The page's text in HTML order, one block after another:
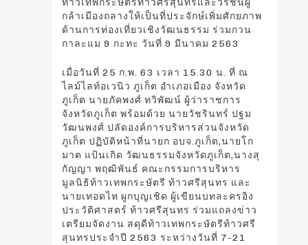
ท้าวเทพกระษัตรีท้าวศรีสุนทรและวีรชนผู้
กล้าเมืองถลางให้เป็นที่ประจักษ์เพิ่มศักยภาพ
ด้านการท่องเที่ยวเชิงวัฒนธรรม ร่วมกวน
กาละแม 9 กะทะ วันที่ 9 มีนาคม 2563
เมื่อวันที่ 25 ก.พ. 63 เวลา 15.30 น. ที่ ณ
ไลม์ไลท์อเวนิว ภูเก็ต อำเภอเมือง จังหวัด
ภูเก็ต นายภัคพงศ์ ทวิพัฒน์ ผู้ว่าราชการ
จังหวัดภูเก็ต พร้อมด้วย นายวัชรินทร์ ปฐม
วัฒนพงศ์ ปลัดองค์การบริหารส่วนจังหวัด
ภูเก็ต ปฏิบัติหน้าที่นายก อบจ.ภูเก็ต,นายโก
มาต แป้นเกิด วัฒนธรรมจังหวัดภูเก็ต,นางสุ
กัญญา พฤฒิพันธ์ คณะกรรมการบริหาร
มูลนิธิท้าวเทพกระษัตรี ท้าวศรีสุนทร และ
นายเทอดไท ผูกบุญเชิด ผู้เขียนบทละครอิง
ประวัติศาสตร์ ท้าวศรีสุนทร ร่วมแถลงข่าว
เตรียมจัดงาน สดุดีท้าวเทพกระษัตรีท้าวศรี
สุนทรประจำปี 2563 ระหว่างวันที่ 7-21